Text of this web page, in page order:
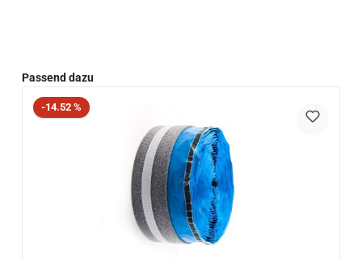
Produktgalerie überspringen
Passend dazu
Rabatt
-14.52 %